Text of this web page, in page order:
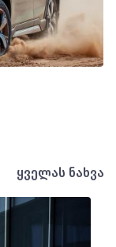
ყველას ნახვა